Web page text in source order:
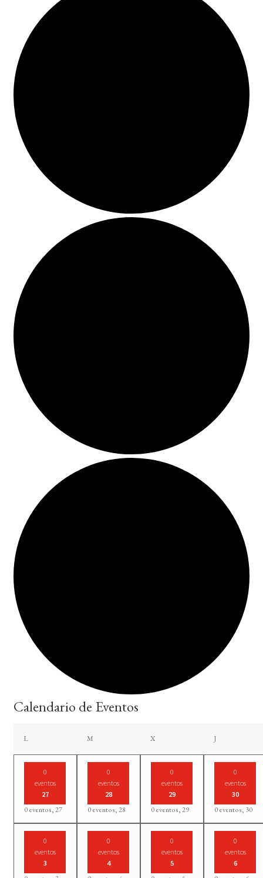
Calendario de Eventos
Llunes Mmartes Xmiércoles Jjueves
0
eventos
27
0 eventos,27
0
eventos
28
0 eventos,28
0
eventos
29
0 eventos,29
0
eventos
30
0 eventos, 30
0
eventos
3
0
eventos
4
0
eventos
5
0
eventos
6